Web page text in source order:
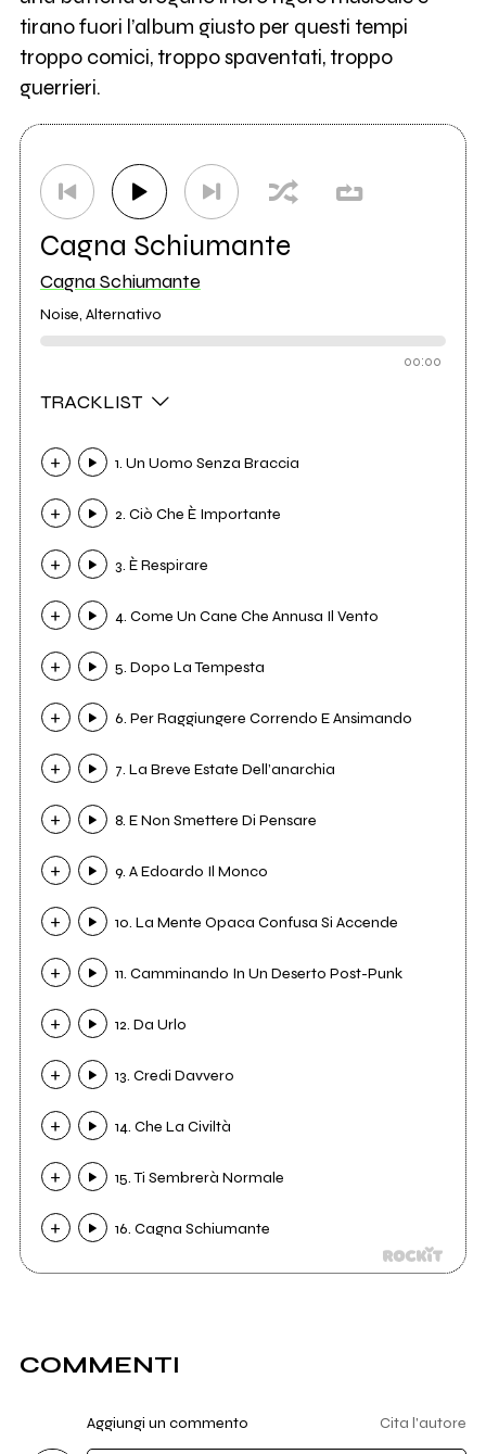
tirano fuori l’album giusto per questi tempi
troppo comici, troppo spaventati, troppo
guerrieri.
Cagna Schiumante
Cagna Schiumante
Noise, Alternativo
00:00
TRACKLIST
1. Un Uomo Senza Braccia
2. Ciò Che È Importante
3. È Respirare
4. Come Un Cane Che Annusa Il Vento
5. Dopo La Tempesta
6. Per Raggiungere Correndo E Ansimando
7. La Breve Estate Dell’anarchia
8. E Non Smettere Di Pensare
9. A Edoardo Il Monco
10. La Mente Opaca Confusa Si Accende
11. Camminando In Un Deserto Post-Punk
12. Da Urlo
13. Credi Davvero
14. Che La Civiltà
15. Ti Sembrerà Normale
16. Cagna Schiumante
COMMENTI
Aggiungi un commento Cita l'autore